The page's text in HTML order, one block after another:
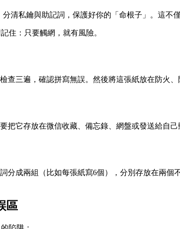
清私鑰與助記詞，保護好你的「命根子」 。這不
住： 只要觸網，就有風險。
查三遍，確認拼寫無誤。然後將這張紙放在防火
把它存放在微信收藏、備忘錄、網盤或發送給自
分成兩組（比如每張紙寫6個），分別存放在兩
區